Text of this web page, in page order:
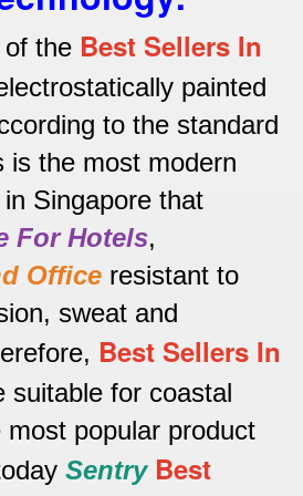
the Best Sellers In
painted
to the standard
is the most modern
Singapore that
For Hotels,
Office resistant to
sweat and
Best Sellers In
suitable for coastal
most popular product
Sentry Best